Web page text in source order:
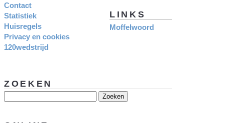
LINKS
Moffelwoord
Contact
Statistiek
Huisregels
Privacy en cookies
120wedstrijd
ZOEKEN